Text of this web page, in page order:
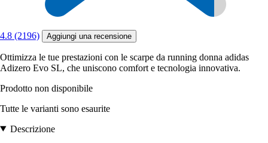
4.8 (2196) Aggiungi una recensione
Ottimizza le tue prestazioni con le scarpe da running donna adidas
Adizero Evo SL, che uniscono comfort e tecnologia innovativa.
Prodotto non disponibile
Tutte le varianti sono esaurite
Descrizione